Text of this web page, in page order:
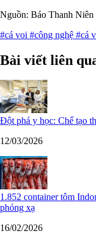
Nguồn: Báo Thanh Niên
#cá voi #công nghệ #cá
Bài viết liên
Đột phá y học: Chế tạo
12/03/2026
1.852 container tôm
phóng xạ
16/02/2026